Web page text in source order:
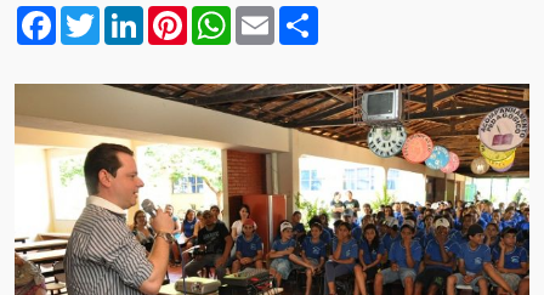
Facebook
TwitterLinkedInPinterestWhatsApp
Email